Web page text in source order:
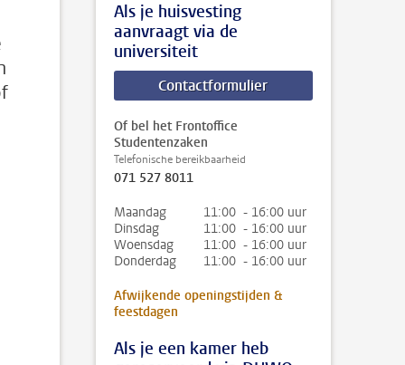
Als je huisvesting
aanvraagt via de
universiteit
Contactformulier
Of bel het Frontoffice
Studentenzaken
Telefonische bereikbaarheid
071 527 8011
Maandag
11:00 - 16:00 uur
Dinsdag
11:00 - 16:00 uur
Woensdag
11:00 - 16:00 uur
Donderdag
11:00 - 16:00 uur
Afwijkende openingstijden &
feestdagen
Als je een kamer heb